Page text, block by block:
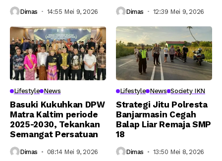
Dimas 14:55 Mei 9, 2026 Dimas 12:39 Mei 9, 2026
Lifestyle News
Basuki Kukuhkan DPW
Matra Kaltim periode
2025-2030, Tekankan
Semangat Persatuan
Dimas 08:14 Mei 9, 2026
Lifestyle News Society IKN
Strategi Jitu Polresta
Banjarmasin Cegah
Balap Liar Remaja SMP
18
Dimas 13:50 Mei 8, 2026